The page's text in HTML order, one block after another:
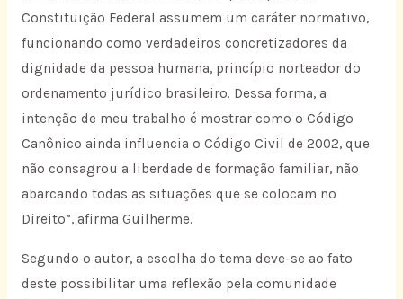
Constituição Federal assumem um caráter normativo,
funcionando como verdadeiros concretizadores da
dignidade da pessoa humana, princípio norteador do
ordenamento jurídico brasileiro. Dessa forma, a
intenção de meu trabalho é mostrar como o Código
Canônico ainda influencia o Código Civil de 2002, que
não consagrou a liberdade de formação familiar, não
abarcando todas as situações que se colocam no
Direito”, afirma Guilherme.
Segundo o autor, a escolha do tema deve-se ao fato
deste possibilitar uma reflexão pela comunidade